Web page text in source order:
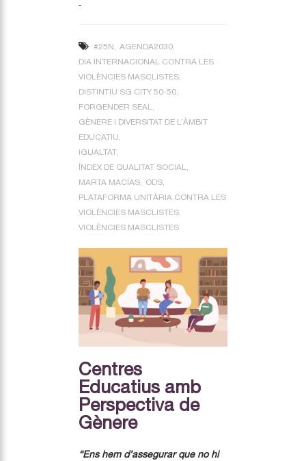
#25N
AGENDA2030
DIA INTERNACIONAL CONTRA LES
VIOLÈNCIES MASCLISTES
DISTINTIU SG CITY 50-50
FORGENDER SEAL
GÈNERE I DIVERSITAT DE L’ÀMBIT
EDUCATIU
IGUALTAT
ÍNDEX DE QUALITAT SOCIAL
MARTA MACÍAS
ODS
PLATAFORMA UNITÀRIA CONTRA LES
VIOLÈNCIES MASCLISTES
VIOLÈNCIES MASCLISTES
Centres
Educatius amb
Perspectiva de
Gènere
“Ens hem d’assegurar que no hi